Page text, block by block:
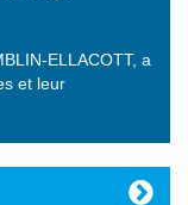
ELLACOTT, a
et leur